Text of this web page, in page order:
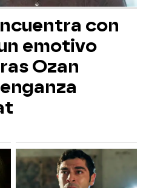
con
emotivo
Ozan